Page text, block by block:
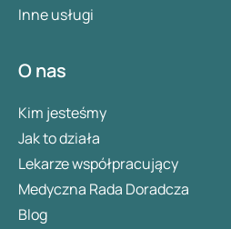
Inne usługi
O nas
Kim jesteśmy
Jak to działa
Lekarze współpracujący
Medyczna Rada Doradcza
Blog